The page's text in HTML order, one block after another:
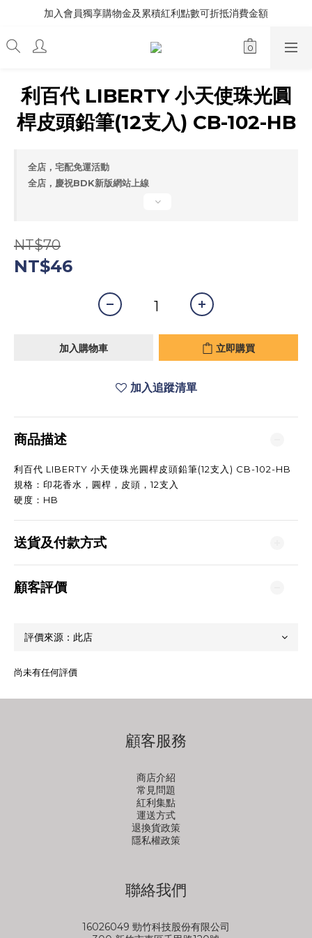
加入會員獨享購物金及累積紅利點數可折抵消費金額
利百代 LIBERTY 小天使珠光圓
桿皮頭鉛筆(12支入) CB-102-HB
全店，宅配免運活動
全店，慶祝BDK新版網站上線
NT$70
NT$46
加入購物車 立即購買
加入追蹤清單
商品描述
利百代 LIBERTY 小天使珠光圓桿皮頭鉛筆(12支入) CB-102-HB
規格：印花香水，圓桿，皮頭，12支入
硬度：HB
送貨及付款方式
顧客評價
尚未有任何評價
顧客服務
商店介紹
常見問題
紅利集點
運送方式
退換貨政策
隱私權政策
聯絡我們
16026049 勁竹科技股份有限公司